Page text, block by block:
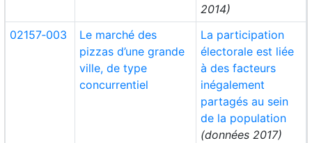
2014)
02157‑003
Le marché des
pizzas d’une grande
ville, de type
concurrentiel
La participation
électorale est liée
à des facteurs
inégalement
partagés au sein
de la population
(données 2017)